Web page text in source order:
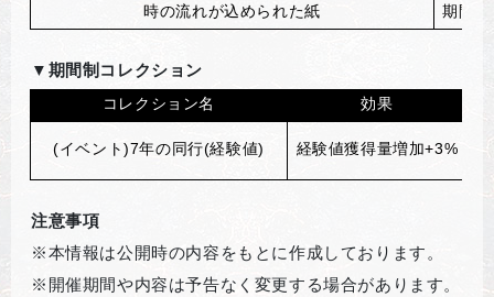
時の流れが込められた紙
期間
▼ 期間制コレクション
コレクション名
効果
(イベント)7年の同行(経験値) 経験値獲得量増加+3%
注意事項
※本情報は公開時の内容をもとに作成しております。
※開催期間や内容は予告なく変更する場合があります。